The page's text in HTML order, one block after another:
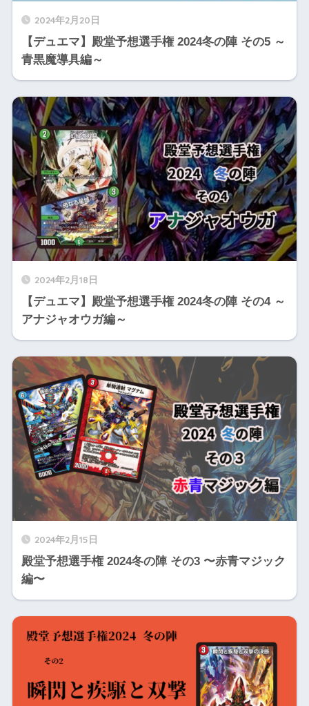
2024年2月20日
【デュエマ】殿堂予想選手権 2024冬の陣 その5 ～
青黒魔導具編～
2024年2月18日
【デュエマ】殿堂予想選手権 2024冬の陣 その4 ～
アナジャオウガ編～
2024年2月15日
殿堂予想選手権 2024冬の陣 その3 〜赤青マジック
編〜